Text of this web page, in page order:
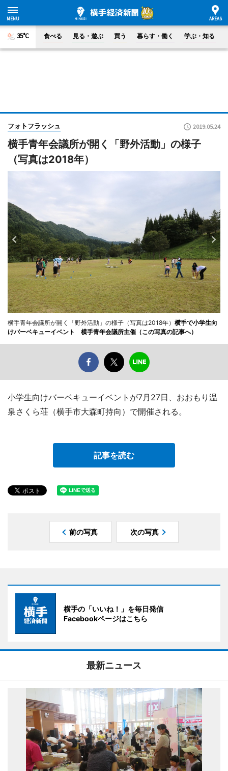
35°C 食べる 見る・遊ぶ 買う 暮らす・働く 学ぶ・知る
フォトフラッシュ 2019.05.24
横手青年会議所が開く「野外活動」の様子
（写真は2018年）
横手青年会議所が開く「野外活動」の様子（写真は2018年） 横手で小学生向
けバーベキューイベント 横手青年会議所主催（この写真の記事へ）
小学生向けバーベキューイベントが7月27日、おおもり温
泉さくら荘（横手市大森町持向）で開催される。
記事を読む
前の写真 次の写真
横手の「いいね！」を毎日発信
Facebookページはこちら
最新ニュース